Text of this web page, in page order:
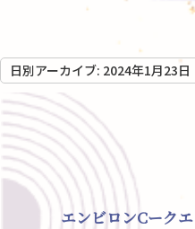
日別アーカイブ: 2024年1月23日
エンビロンCーク